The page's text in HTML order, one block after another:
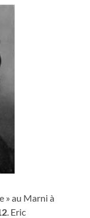
» au Marni à
. Eric